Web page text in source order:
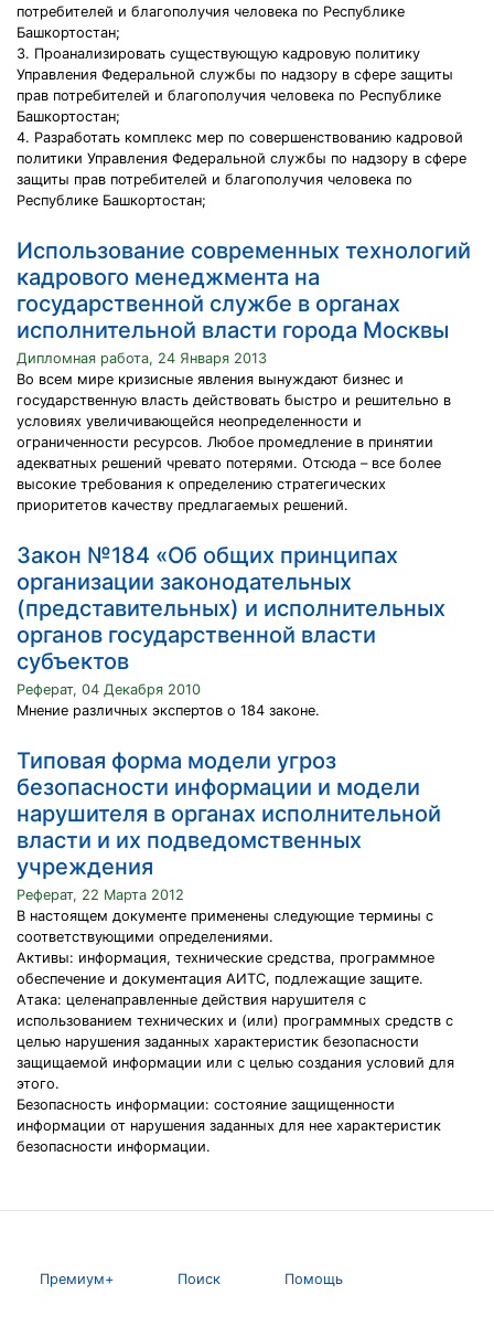
потребителей и благополучия человека по Республике
Башкортостан;
3. Проанализировать существующую кадровую политику
Управления Федеральной службы по надзору в сфере защиты
прав потребителей и благополучия человека по Республике
Башкортостан;
4. Разработать комплекс мер по совершенствованию кадровой
политики Управления Федеральной службы по надзору в сфере
защиты прав потребителей и благополучия человека по
Республике Башкортостан;
Использование современных технологий
кадрового менеджмента на
государственной службе в органах
исполнительной власти города Москвы
Дипломная работа, 24 Января 2013
Во всем мире кризисные явления вынуждают бизнес и
государственную власть действовать быстро и решительно в
условиях увеличивающейся неопределенности и
ограниченности ресурсов. Любое промедление в принятии
адекватных решений чревато потерями. Отсюда – все более
высокие требования к определению стратегических
приоритетов качеству предлагаемых решений.
Закон №184 «Об общих принципах
организации законодательных
(представительных) и исполнительных
органов государственной власти
субъектов
Реферат, 04 Декабря 2010
Мнение различных экспертов о 184 законе.
Типовая форма модели угроз
безопасности информации и модели
нарушителя в органах исполнительной
власти и их подведомственных
учреждения
Реферат, 22 Марта 2012
В настоящем документе применены следующие термины с
соответствующими определениями.
Активы: информация, технические средства, программное
обеспечение и документация АИТС, подлежащие защите.
Атака: целенаправленные действия нарушителя с
использованием технических и (или) программных средств с
целью нарушения заданных характеристик безопасности
защищаемой информации или с целью создания условий для
этого.
Безопасность информации: состояние защищенности
информации от нарушения заданных для нее характеристик
безопасности информации.
Премиум+ Поиск Помощь